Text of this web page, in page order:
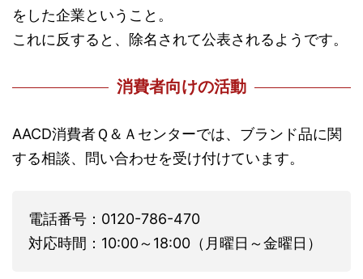
をした企業ということ。
これに反すると、除名されて公表されるようです。
消費者向けの活動
AACD消費者Ｑ＆Ａセンターでは、ブランド品に関
する相談、問い合わせを受け付けています。
電話番号：0120-786-470
対応時間：10:00～18:00（月曜日～金曜日）